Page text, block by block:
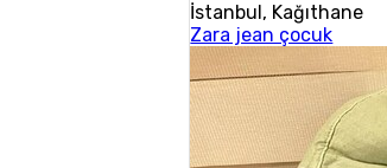
İstanbul , Kağıthane
Zara jean çocuk